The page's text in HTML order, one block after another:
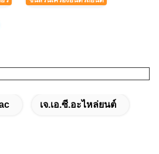
เจ.เอ.ซี.อะไหล่ยนต์